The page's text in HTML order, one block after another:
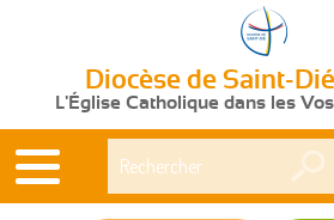
Diocèse de Saint-Dié
L'Église Catholique dans les